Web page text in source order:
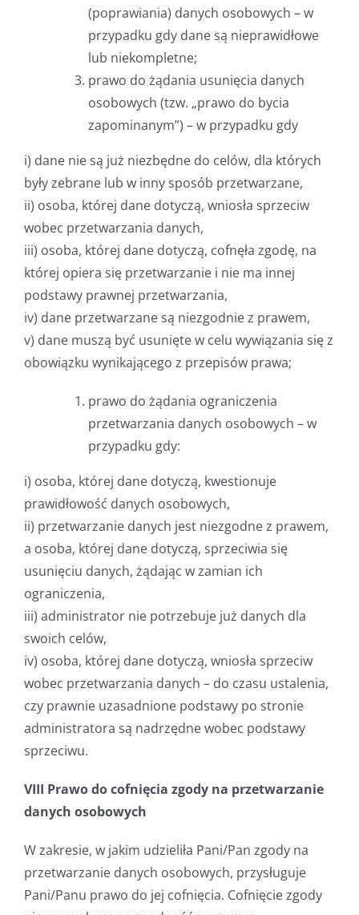
(poprawiania) danych osobowych – w
przypadku gdy dane są nieprawidłowe
lub niekompletne;
prawo do żądania usunięcia danych
osobowych (tzw. „prawo do bycia
zapominanym”) – w przypadku gdy
i) dane nie są już niezbędne do celów, dla których
były zebrane lub w inny sposób przetwarzane,
ii) osoba, której dane dotyczą, wniosła sprzeciw
wobec przetwarzania danych,
iii) osoba, której dane dotyczą, cofnęła zgodę, na
której opiera się przetwarzanie i nie ma innej
podstawy prawnej przetwarzania,
iv) dane przetwarzane są niezgodnie z prawem,
v) dane muszą być usunięte w celu wywiązania się z
obowiązku wynikającego z przepisów prawa;
prawo do żądania ograniczenia
przetwarzania danych osobowych – w
przypadku gdy:
i) osoba, której dane dotyczą, kwestionuje
prawidłowość danych osobowych,
ii) przetwarzanie danych jest niezgodne z prawem,
a osoba, której dane dotyczą, sprzeciwia się
usunięciu danych, żądając w zamian ich
ograniczenia,
iii) administrator nie potrzebuje już danych dla
swoich celów,
iv) osoba, której dane dotyczą, wniosła sprzeciw
wobec przetwarzania danych – do czasu ustalenia,
czy prawnie uzasadnione podstawy po stronie
administratora są nadrzędne wobec podstawy
sprzeciwu.
VIII Prawo do cofnięcia zgody na przetwarzanie
danych osobowych
W zakresie, w jakim udzieliła Pani/Pan zgody na
przetwarzanie danych osobowych, przysługuje
Pani/Panu prawo do jej cofnięcia. Cofnięcie zgody